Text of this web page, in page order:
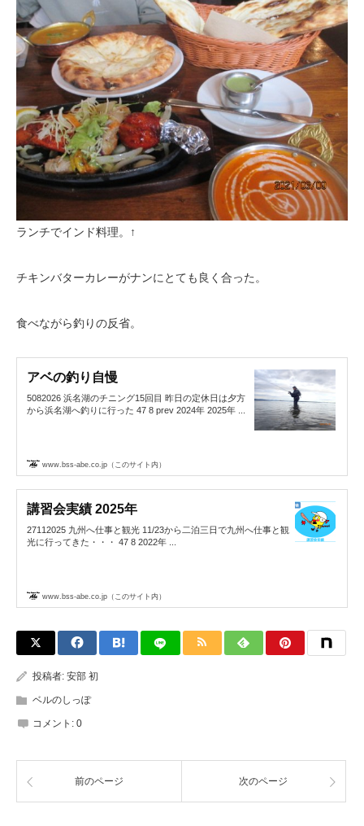
ランチでインド料理。↑
チキンバターカレーがナンにとても良く合った。
食べながら釣りの反省。
アベの釣り自慢
5082026 浜名湖のチニング15回目 昨日の定休日は夕方
から浜名湖へ釣りに行った 47 8 prev 2024年 2025年 ...
www.bss-abe.co.jp（このサイト内）
講習会実績 2025年
27112025 九州へ仕事と観光 11/23から二泊三日で九州へ仕事と観
光に行ってきた・・・ 47 8 2022年 ...
www.bss-abe.co.jp（このサイト内）
投稿者: 安部 初
ベルのしっぽ
コメント: 0
前のページ 次のページ